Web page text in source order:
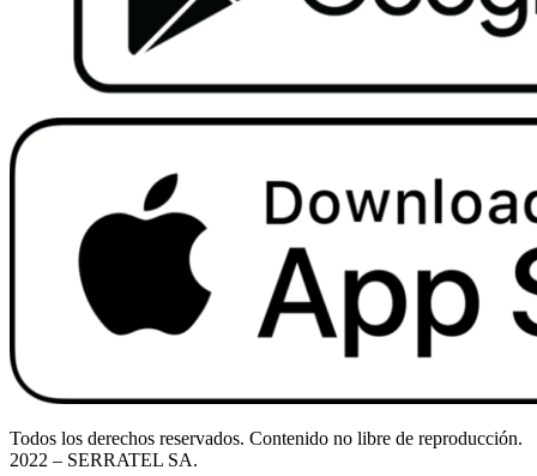
Todos los derechos reservados. Contenido no libre de reproducción.
2022 – SERRATEL SA.